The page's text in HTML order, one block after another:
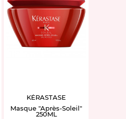
KÉRASTASE
Masque "Après-Soleil"
250ML